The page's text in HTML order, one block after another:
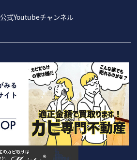
公式Youtubeチャンネル